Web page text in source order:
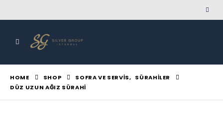
HOME SHOP SOFRA VE SERVIS, SÜRAHILER
DÜZ UZUN AĞIZ SÜRAHI